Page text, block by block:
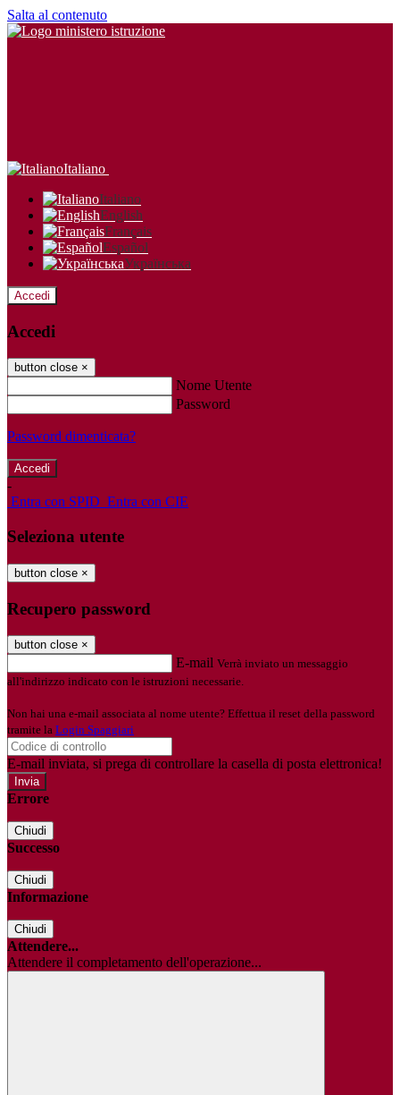
Salta al contenuto
Italiano
Italiano
English
Français
Español
Українська
Accedi
Accedi
button close ×
Nome Utente
Password
Password dimenticata?
-
Entra con SPID Entra con CIE
Seleziona utente
button close ×
Recupero password
button close ×
E-mail Verrà inviato un messaggio
all'indirizzo indicato con le istruzioni necessarie.
Non hai una e-mail associata al nome utente? Effettua il reset della password
tramite la Login Spaggiari
E-mail inviata, si prega di controllare la casella di posta elettronica!
Errore
Chiudi
Successo
Chiudi
Informazione
Chiudi
Attendere...
Attendere il completamento dell'operazione...